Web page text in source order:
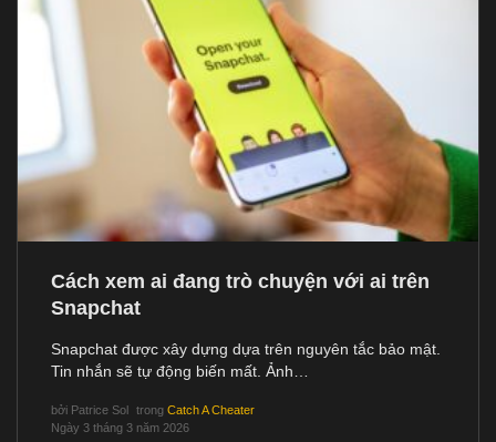
Cách xem ai đang trò chuyện với ai trên
Snapchat
Snapchat được xây dựng dựa trên nguyên tắc bảo mật.
Tin nhắn sẽ tự động biến mất. Ảnh…
bởi Patrice Sol trong Catch A Cheater
Ngày 3 tháng 3 năm 2026